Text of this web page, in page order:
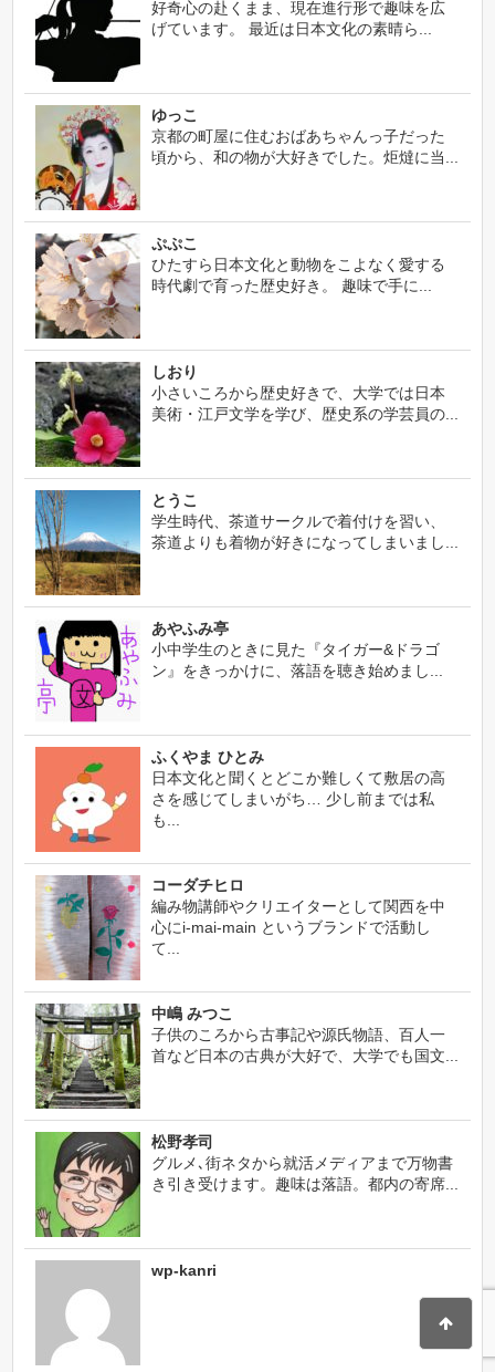
好奇心の赴くまま、現在進行形で趣味を広
げています。 最近は日本文化の素晴ら...
ゆっこ
京都の町屋に住むおばあちゃんっ子だった
頃から、和の物が大好きでした。炬燵に当...
ぷぷこ
ひたすら日本文化と動物をこよなく愛する
時代劇で育った歴史好き。 趣味で手に...
しおり
小さいころから歴史好きで、大学では日本
美術・江戸文学を学び、歴史系の学芸員の...
とうこ
学生時代、茶道サークルで着付けを習い、
茶道よりも着物が好きになってしまいまし...
あやふみ亭
小中学生のときに見た『タイガー&ドラゴ
ン』をきっかけに、落語を聴き始めまし...
ふくやま ひとみ
日本文化と聞くとどこか難しくて敷居の高
さを感じてしまいがち… 少し前までは私
も...
コーダチヒロ
編み物講師やクリエイターとして関西を中
心にi-mai-main というブランドで活動し
て...
中嶋 みつこ
子供のころから古事記や源氏物語、百人一
首など日本の古典が大好で、大学でも国文...
松野孝司
グルメ､街ネタから就活メディアまで万物書
き引き受けます。趣味は落語。都内の寄席...
wp-kanri